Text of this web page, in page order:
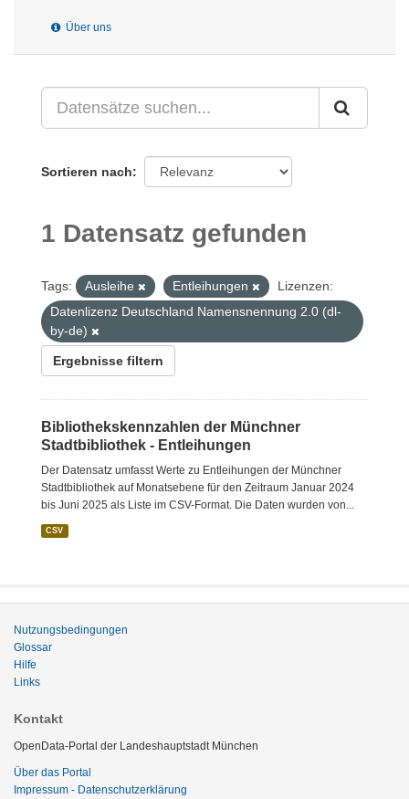
Über uns
Sortieren nach
1 Datensatz gefunden
Tags: Ausleihe Entleihungen
Lizenzen:
Datenlizenz Deutschland Namensnennung 2.0 (dl-
by-de)
Ergebnisse filtern
Bibliothekskennzahlen der Münchner
Stadtbibliothek - Entleihungen
Der Datensatz umfasst Werte zu Entleihungen der Münchner
Stadtbibliothek auf Monatsebene für den Zeitraum Januar 2024
bis Juni 2025 als Liste im CSV-Format. Die Daten wurden von...
CSV
Nutzungsbedingungen
Glossar
Hilfe
Links
Kontakt
OpenData-Portal der Landeshauptstadt München
Über das Portal
Impressum - Datenschutzerklärung